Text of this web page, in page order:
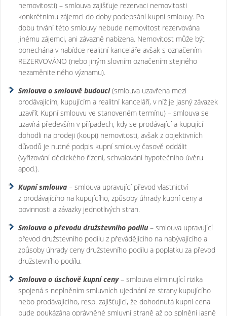
nemovitosti) – smlouva zajišťuje rezervaci nemovitosti
konkrétnímu zájemci do doby podepsání kupní smlouvy. Po
dobu trvání této smlouvy nebude nemovitost rezervována
jinému zájemci, ani závazně nabízena. Nemovitost může být
ponechána v nabídce realitní kanceláře avšak s označením
REZERVOVÁNO (nebo jiným slovním označením stejného
nezaměnitelného významu).
Smlouva o smlouvě budoucí(smlouva uzavřena mezi
prodávajícím, kupujícím a realitní kanceláří, v níž je jasný závazek
uzavřít Kupní smlouvu ve stanoveném termínu) – smlouva se
uzavírá především v případech, kdy se prodávající a kupující
dohodli na prodeji (koupi) nemovitosti, avšak z objektivních
důvodů je nutné podpis kupní smlouvy časově oddálit
(vyřizování dědického řízení, schvalování hypotečního úvěru
apod.).
Kupní smlouva – smlouva upravující převod vlastnictví
z prodávajícího na kupujícího, způsoby úhrady kupní ceny a
povinnosti a závazky jednotlivých stran.
Smlouva o převodu družstevního podílu – smlouva upravující
převod družstevního podílu z převádějícího na nabývajícího a
způsoby úhrady ceny družstevního podílu a poplatku za převod
družstevního podílu.
Smlouva o úschově kupní ceny– smlouva eliminující rizika
spojená s neplněním smluvních ujednání ze strany kupujícího
nebo prodávajícího, resp. zajišťující, že dohodnutá kupní cena
bude poukázána oprávněné smluvní straně až po splnění jasně